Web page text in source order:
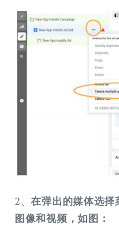
2、在弹出的媒体选择
图像和视频，如图：